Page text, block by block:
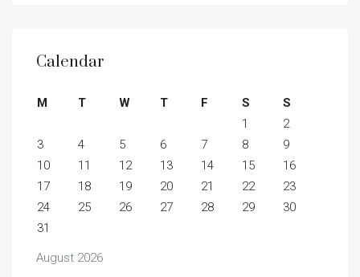
Calendar
August 2026
M T W T F S
S
1
2
3
4 5 6 7 8
9
10
11 12 13 14 15
16
17
18 19 20 21 22
23
24
25 26 27 28 29
30
31